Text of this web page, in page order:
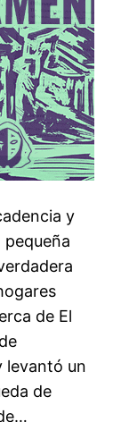
y
de El
levantó un
de